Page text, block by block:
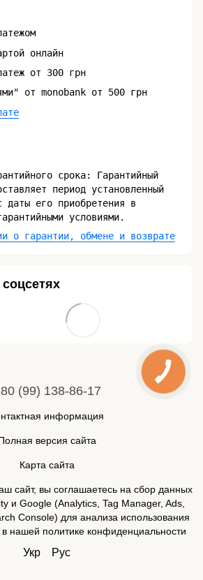
онлайн
от 300 грн
от monobank от 500 грн
срока: Гарантийный
период установленный
даты его приобретения в
условиями.
о гарантии, обмене и возврате
(99) 138-86-17
информация
версия сайта
Карта сайта
сайт, вы соглашаетесь на сбор данных
и Google (Analytics, Tag Manager, Ads,
Console) для анализа использования
в нашей политике конфиденциальности
Укр Рус